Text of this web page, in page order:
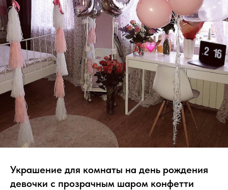
Украшение для комнаты на день рождения
девочки с прозрачным шаром конфетти